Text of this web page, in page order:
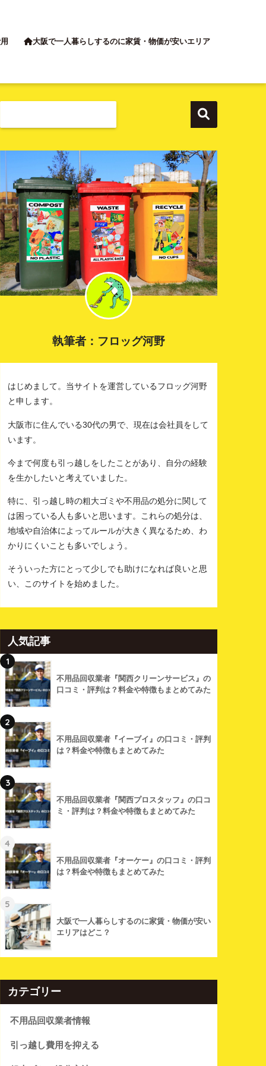
大阪で一人暮らしするのに家賃・物価が安いエリア
執筆者：フロッグ河野
はじめまして。当サイトを運営しているフロッグ河野
と申します。
大阪市に住んでいる30代の男で、現在は会社員をして
います。
今まで何度も引っ越しをしたことがあり、自分の経験
を生かしたいと考えていました。
特に、引っ越し時の粗大ゴミや不用品の処分に関して
は困っている人も多いと思います。これらの処分は、
地域や自治体によってルールが大きく異なるため、わ
かりにくいことも多いでしょう。
そういった方にとって少しでも助けになれば良いと思
い、このサイトを始めました。
人気記事
1
不用品回収業者『関西クリーンサービス』の
口コミ・評判は？料金や特徴もまとめてみた
2
不用品回収業者『イーブイ』の口コミ・評判
は？料金や特徴もまとめてみた
3
不用品回収業者『関西プロスタッフ』の口コ
ミ・評判は？料金や特徴もまとめてみた
4
不用品回収業者『オーケー』の口コミ・評判
は？料金や特徴もまとめてみた
5
大阪で一人暮らしするのに家賃・物価が安い
エリアはどこ？
カテゴリー
不用品回収業者情報
引っ越し費用を抑える